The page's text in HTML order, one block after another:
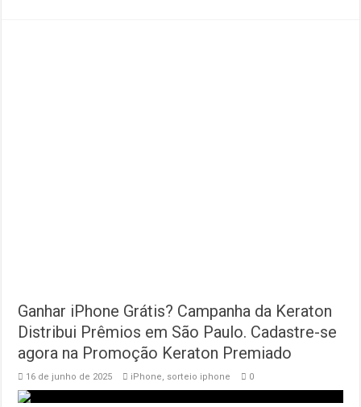
Ganhar iPhone Grátis? Campanha da Keraton
Distribui Prêmios em São Paulo. Cadastre-se
agora na Promoção Keraton Premiado
16 de junho de 2025 iPhone, sorteio iphone 0